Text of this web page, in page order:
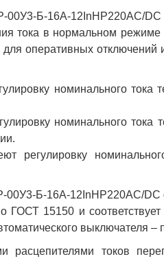
Б-16А-12InНР220AC/DC
тока в нормальном
оперативных
номинального тока
номинального тока
регулировку
Б-16А-12InНР220AC/DC
ГОСТ 15150 и
выключателя –
расцепителями токов